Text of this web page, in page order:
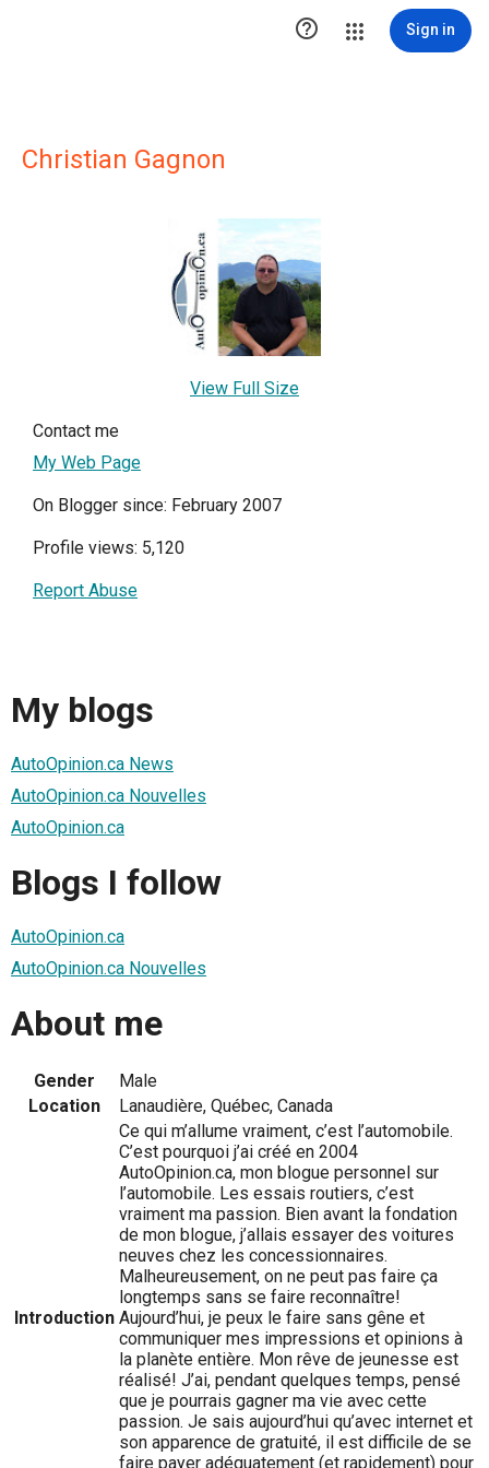
 Sign in
Christian Gagnon
View Full Size
Contact me
My Web Page
On Blogger since: February 2007
Profile views: 5,120
Report Abuse
My blogs
AutoOpinion.ca News
AutoOpinion.ca Nouvelles
AutoOpinion.ca
Blogs I follow
AutoOpinion.ca
AutoOpinion.ca Nouvelles
About me
Gender
Male
Location
Lanaudière, Québec, Canada
Introduction
Ce qui m’allume vraiment, c’est l’automobile.
C’est pourquoi j’ai créé en 2004
AutoOpinion.ca, mon blogue personnel sur
l’automobile. Les essais routiers, c’est
vraiment ma passion. Bien avant la fondation
de mon blogue, j’allais essayer des voitures
neuves chez les concessionnaires.
Malheureusement, on ne peut pas faire ça
longtemps sans se faire reconnaître!
Aujourd’hui, je peux le faire sans gêne et
communiquer mes impressions et opinions à
la planète entière. Mon rêve de jeunesse est
réalisé! J’ai, pendant quelques temps, pensé
que je pourrais gagner ma vie avec cette
passion. Je sais aujourd’hui qu’avec internet et
son apparence de gratuité, il est difficile de se
faire payer adéquatement (et rapidement) pour